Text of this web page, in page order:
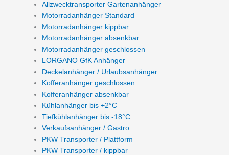
Allzwecktransporter Gartenanhänger
Motorradanhänger Standard
Motorradanhänger kippbar
Motorradanhänger absenkbar
Motorradanhänger geschlossen
LORGANO GfK Anhänger
Deckelanhänger / Urlaubsanhänger
Kofferanhänger geschlossen
Kofferanhänger absenkbar
Kühlanhänger bis +2°C
Tiefkühlanhänger bis -18°C
Verkaufsanhänger / Gastro
PKW Transporter / Plattform
PKW Transporter / kippbar